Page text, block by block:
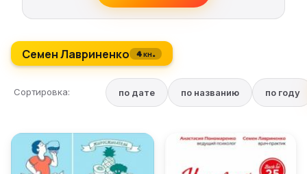
Семен Лавриненко 4 кн.
Сортировка: по дате по названию по году